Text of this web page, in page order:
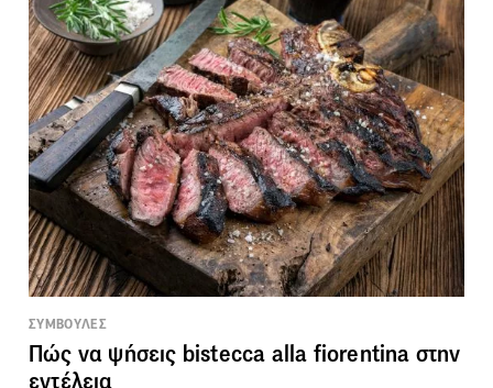
ΣΥΜΒΟΥΛΕΣ
Πώς να ψήσεις bistecca alla fiorentina στην
εντέλεια